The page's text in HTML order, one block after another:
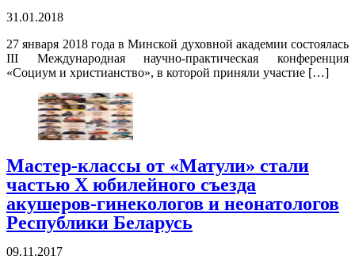
31.01.2018
27 января 2018 года в Минской духовной академии состоялась
III Международная научно-практическая конференция
«Социум и христианство», в которой приняли участие […]
Мастер-классы от «Матули» стали
частью Х юбилейного съезда
акушеров-гинекологов и неонатологов
Республики Беларусь
09.11.2017